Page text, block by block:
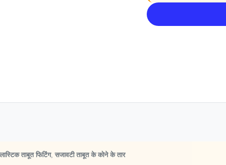
ताबूत फिटिंग, सजावटी ताबूत के कोने के तार